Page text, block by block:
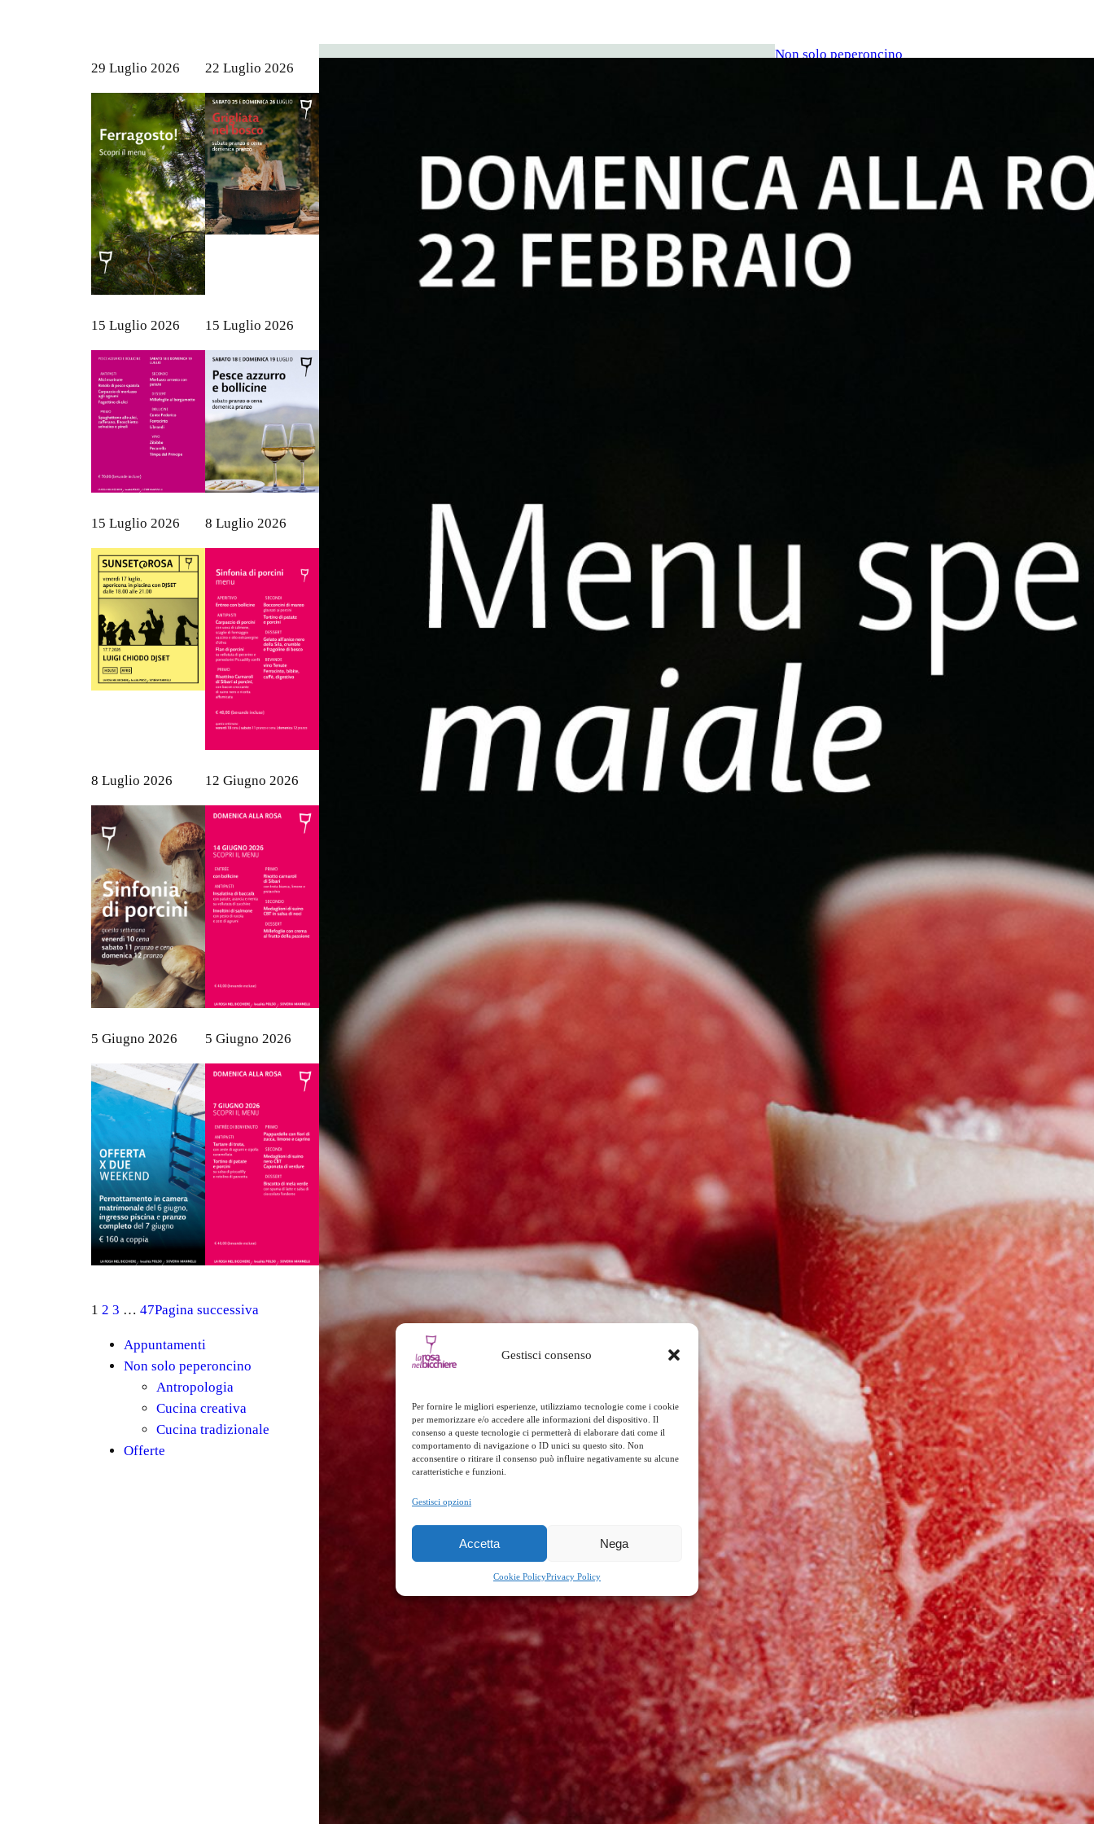
Gestisci consenso
Per fornire le migliori esperienze, utilizziamo tecnologie come i cookie
per memorizzare e/o accedere alle informazioni del dispositivo. Il
consenso a queste tecnologie ci permetterà di elaborare dati come il
comportamento di navigazione o ID unici su questo sito. Non
acconsentire o ritirare il consenso può influire negativamente su alcune
caratteristiche e funzioni.
Gestisci opzioni
Accetta Nega
Cookie PolicyPrivacy Policy
29 Luglio 2026 22 Luglio 2026
15 Luglio 2026 15 Luglio 2026
15 Luglio 2026 8 Luglio 2026
8 Luglio 2026 12 Giugno 2026
5 Giugno 2026 5 Giugno 2026
1 2 3 … 47Pagina successiva
Appuntamenti
Non solo peperoncino
Antropologia
Cucina creativa
Cucina tradizionale
Offerte
Non solo peperoncino